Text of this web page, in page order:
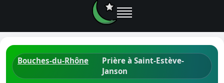
Horaires
Bouches-du-Rhône
Prière à Saint-Estève-
Janson